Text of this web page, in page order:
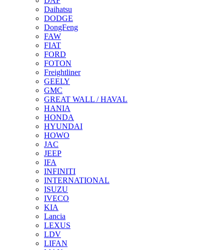
Daihatsu
DODGE
DongFeng
FAW
FIAT
FORD
FOTON
Freightliner
GEELY
GMC
GREAT WALL / HAVAL
HANIA
HONDA
HYUNDAI
HOWO
JAC
JEEP
IFA
INFINITI
INTERNATIONAL
ISUZU
IVECO
KIA
Lancia
LEXUS
LDV
LIFAN